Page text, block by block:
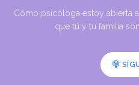
Cómo psicóloga estoy abierta
que tú y tu familia